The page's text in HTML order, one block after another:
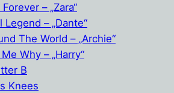
– „Zara“
Legend – „Dante“
The World – „Archie“
Why – „Harry“
B
Knees